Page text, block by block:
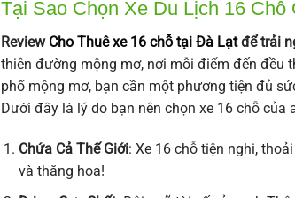
Tại Sao Chọn Xe Du Lịch 16
Review Cho Thuê xe 16 chỗ tại Đà Lạtđể trải
thiên đường mộng mơ, nơi mỗi điểm đến đều
phố mộng mơ, bạn cần một phương tiện đủ
Dưới đây là lý do bạn nên chọn xe 16 chỗ của
Chứa Cả Thế Giới: Xe 16 chỗ tiện nghi,
và thăng hoa!